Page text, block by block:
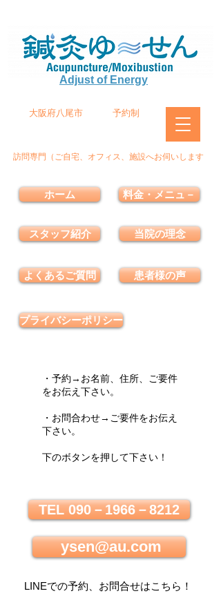
Adjust of Energy
大阪府八尾市 予約制
訪問専門（ご自宅、オフィス、施設へお伺いします
ホーム
スタッフ紹介
よくあるご質問
料金・メニュ－
当院の理念
患者様の声
プライバシーポリシー
・予約→お名前、住所、ご要件
をお伝え下さい。
・お問合わせ→ご要件をお伝え
下さい。
下のボタンを押して下さい！
TEL 090－1966－8212
ysen@au.com
LINEでの予約、お問合せはこちら ！